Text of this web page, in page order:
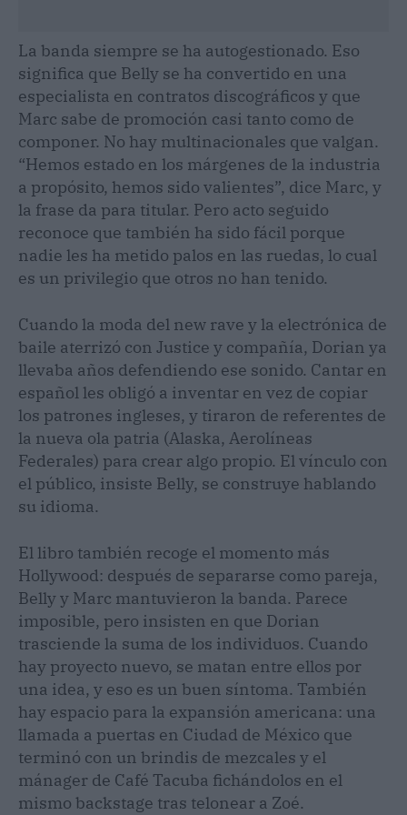
La banda siempre se ha autogestionado. Eso
significa que Belly se ha convertido en una
especialista en contratos discográficos y que
Marc sabe de promoción casi tanto como de
componer. No hay multinacionales que valgan.
“Hemos estado en los márgenes de la industria
a propósito, hemos sido valientes”, dice Marc, y
la frase da para titular. Pero acto seguido
reconoce que también ha sido fácil porque
nadie les ha metido palos en las ruedas, lo cual
es un privilegio que otros no han tenido.
Cuando la moda del new rave y la electrónica de
baile aterrizó con Justice y compañía, Dorian ya
llevaba años defendiendo ese sonido. Cantar en
español les obligó a inventar en vez de copiar
los patrones ingleses, y tiraron de referentes de
la nueva ola patria (Alaska, Aerolíneas
Federales) para crear algo propio. El vínculo con
el público, insiste Belly, se construye hablando
su idioma.
El libro también recoge el momento más
Hollywood: después de separarse como pareja,
Belly y Marc mantuvieron la banda. Parece
imposible, pero insisten en que Dorian
trasciende la suma de los individuos. Cuando
hay proyecto nuevo, se matan entre ellos por
una idea, y eso es un buen síntoma. También
hay espacio para la expansión americana: una
llamada a puertas en Ciudad de México que
terminó con un brindis de mezcales y el
mánager de Café Tacuba fichándolos en el
mismo backstage tras telonear a Zoé.